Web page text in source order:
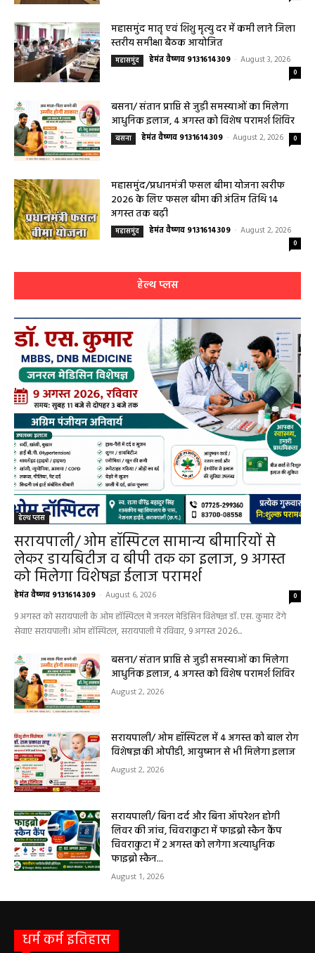
महासमुंद मातृ एवं शिशु मृत्यु दर में कमी लाने जिला
स्तरीय समीक्षा बैठक आयोजित
महासमुंद हेमंत वैष्णव 9131614309 - August 3, 2026
0
बसना/ संतान प्राप्ति से जुड़ी समस्याओं का मिलेगा
आधुनिक इलाज, 4 अगस्त को विशेष परामर्श शिविर
बसना हेमंत वैष्णव 9131614309 - August 2, 2026 0
महासमुंद/प्रधानमंत्री फसल बीमा योजना खरीफ
2026 के लिए फसल बीमा की अंतिम तिथि 14
अगस्त तक बढ़ी
महासमुंद हेमंत वैष्णव 9131614309 - August 2, 2026
0
हेल्थ प्लस
हेल्थ प्लस
सरायपाली/ ओम हॉस्पिटल सामान्य बीमारियों से
लेकर डायबिटीज व बीपी तक का इलाज, 9 अगस्त
को मिलेगा विशेषज्ञ ईलाज परामर्श
हेमंत वैष्णव 9131614309 - August 6, 2026 0
9 अगस्त को सरायपाली के ओम हॉस्पिटल में जनरल मेडिसिन विशेषज्ञ डॉ. एस. कुमार देंगे
सेवाएं सरायपाली। ओम हॉस्पिटल, सरायपाली में रविवार, 9 अगस्त 2026...
बसना/ संतान प्राप्ति से जुड़ी समस्याओं का मिलेगा
आधुनिक इलाज, 4 अगस्त को विशेष परामर्श शिविर
August 2, 2026
सरायपाली/ ओम हॉस्पिटल में 4 अगस्त को बाल रोग
विशेषज्ञ की ओपीडी, आयुष्मान से भी मिलेगा इलाज
August 2, 2026
सरायपाली/ बिना दर्द और बिना ऑपरेशन होगी
लिवर की जांच, चिवराकुटा में फाइब्रो स्कैन कैंप
चिवराकुटा में 2 अगस्त को लगेगा अत्याधुनिक
फाइब्रो स्कैन...
August 1, 2026
धर्म कर्म इतिहास